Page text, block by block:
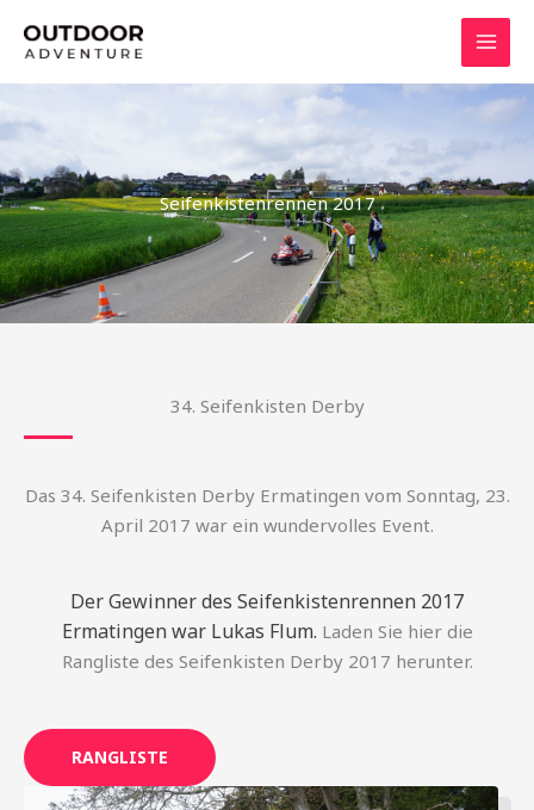
Seifenkistenrennen 2017
34. Seifenkisten Derby
Das 34. Seifenkisten Derby Ermatingen vom Sonntag, 23.
April 2017 war ein wundervolles Event.
Der Gewinner des Seifenkistenrennen 2017
Ermatingen war Lukas Flum. Laden Sie hier die
Rangliste des Seifenkisten Derby 2017 herunter.
RANGLISTE